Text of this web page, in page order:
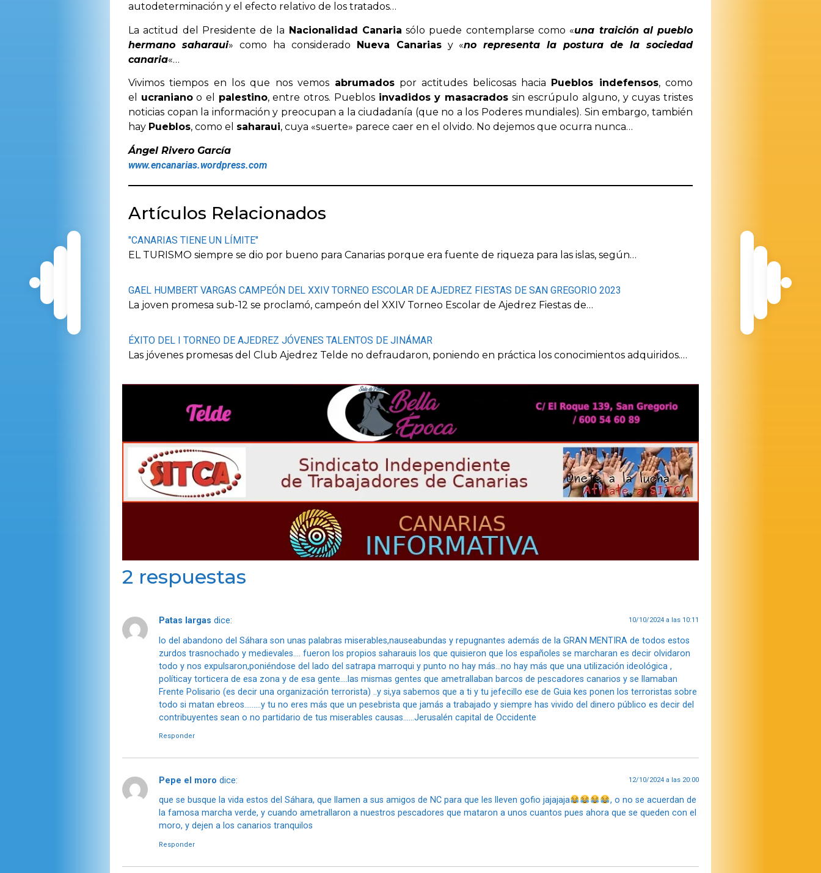
autodeterminación y el efecto relativo de los tratados…
La actitud del Presidente de la Nacionalidad Canaria sólo puede contemplarse como «una traición al pueblo
hermano saharaui» como ha considerado Nueva Canariasy «no representa la postura de la sociedad
canaria«…
Vivimos tiempos en los que nos vemos abrumadospor actitudes belicosas hacia Pueblos indefensos, como
el ucranianoo el palestino, entre otros. Pueblos invadidos y masacradossin escrúpulo alguno, y cuyas tristes
noticias copan la información y preocupan a la ciudadanía (que no a los Poderes mundiales). Sin embargo, también
hay Pueblos, como el saharaui, cuya «suerte» parece caer en el olvido. No dejemos que ocurra nunca…
Ángel Rivero García
www.encanarias.wordpress.com
Artículos Relacionados
"CANARIAS TIENE UN LÍMITE"
EL TURISMO siempre se dio por bueno para Canarias porque era fuente de riqueza para las islas, según…
GAEL HUMBERT VARGAS CAMPEÓN DEL XXIV TORNEO ESCOLAR DE AJEDREZ FIESTAS DE SAN GREGORIO 2023
La joven promesa sub-12 se proclamó, campeón del XXIV Torneo Escolar de Ajedrez Fiestas de…
ÉXITO DEL I TORNEO DE AJEDREZ JÓVENES TALENTOS DE JINÁMAR
Las jóvenes promesas del Club Ajedrez Telde no defraudaron, poniendo en práctica los conocimientos adquiridos.…
2 respuestas
Patas largas dice: 10/10/2024 a las 10:11
lo del abandono del Sáhara son unas palabras miserables,nauseabundas y repugnantes además de la GRAN MENTIRA de todos estos
zurdos trasnochado y medievales…. fueron los propios saharauis los que quisieron que los españoles se marcharan es decir olvidaron
todo y nos expulsaron,poniéndose del lado del satrapa marroqui y punto no hay más…no hay más que una utilización ideológica ,
políticay torticera de esa zona y de esa gente….las mismas gentes que ametrallaban barcos de pescadores canarios y se llamaban
Frente Polisario (es decir una organización terrorista) ..y si,ya sabemos que a ti y tu jefecillo ese de Guia kes ponen los terroristas sobre
todo si matan ebreos………y tu no eres más que un pesebrista que jamás a trabajado y siempre has vivido del dinero público es decir del
contribuyentes sean o no partidario de tus miserables causas……Jerusalén capital de Occidente
Responder
Pepe el moro dice: 12/10/2024 a las 20:00
que se busque la vida estos del Sáhara, que llamen a sus amigos de NC para que les lleven gofio jajajaja
, o no se acuerdan de
la famosa marcha verde, y cuando ametrallaron a nuestros pescadores que mataron a unos cuantos pues ahora que se queden con el
moro, y dejen a los canarios tranquilos
Responder